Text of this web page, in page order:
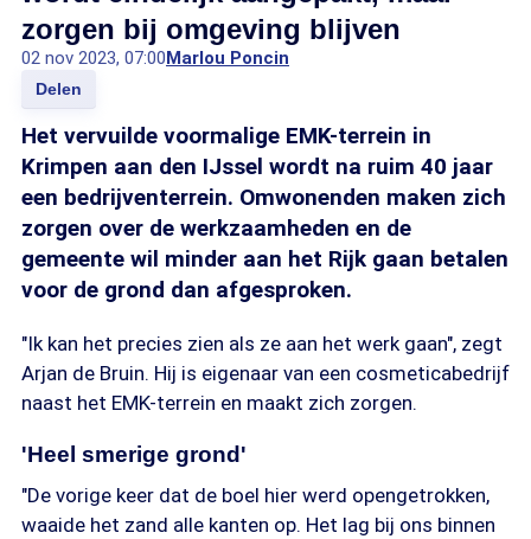
zorgen bij omgeving blijven
02 nov 2023, 07:00Marlou Poncin
Delen
Het vervuilde voormalige EMK-terrein in
Krimpen aan den IJssel wordt na ruim 40 jaar
een bedrijventerrein. Omwonenden maken zich
zorgen over de werkzaamheden en de
gemeente wil minder aan het Rijk gaan betalen
voor de grond dan afgesproken.
"Ik kan het precies zien als ze aan het werk gaan", zegt
Arjan de Bruin. Hij is eigenaar van een cosmeticabedrijf
naast het EMK-terrein en maakt zich zorgen.
'Heel smerige grond'
"De vorige keer dat de boel hier werd opengetrokken,
waaide het zand alle kanten op. Het lag bij ons binnen